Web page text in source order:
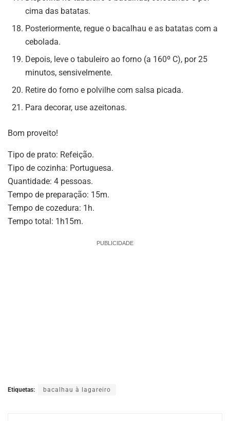
cima das batatas.
Posteriormente, regue o bacalhau e as batatas com a
cebolada.
Depois, leve o tabuleiro ao forno (a 160º C), por 25
minutos, sensivelmente.
Retire do forno e polvilhe com salsa picada.
Para decorar, use azeitonas.
Bom proveito!
Tipo de prato: Refeição.
Tipo de cozinha: Portuguesa.
Quantidade: 4 pessoas.
Tempo de preparação: 15m.
Tempo de cozedura: 1h.
Tempo total: 1h15m.
PUBLICIDADE
Etiquetas: bacalhau à lagareiro